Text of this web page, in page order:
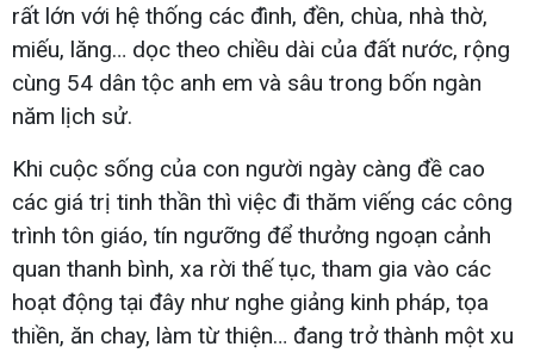
rất lớn với hệ thống các đình, đền, chùa, nhà thờ,
miếu, lăng… dọc theo chiều dài của đất nước, rộng
cùng 54 dân tộc anh em và sâu trong bốn ngàn
năm lịch sử.
Khi cuộc sống của con người ngày càng đề cao
các giá trị tinh thần thì việc đi thăm viếng các công
trình tôn giáo, tín ngưỡng để thưởng ngoạn cảnh
quan thanh bình, xa rời thế tục, tham gia vào các
hoạt động tại đây như nghe giảng kinh pháp, tọa
thiền, ăn chay, làm từ thiện… đang trở thành một xu